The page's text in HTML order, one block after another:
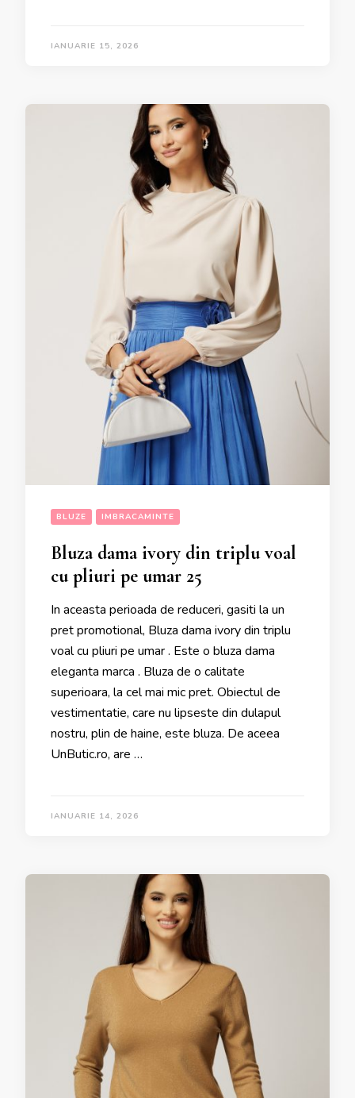
IANUARIE 15, 2026
BLUZE IMBRACAMINTE
Bluza dama ivory din triplu voal
cu pliuri pe umar 25
In aceasta perioada de reduceri, gasiti la un
pret promotional, Bluza dama ivory din triplu
voal cu pliuri pe umar . Este o bluza dama
eleganta marca . Bluza de o calitate
superioara, la cel mai mic pret. Obiectul de
vestimentatie, care nu lipseste din dulapul
nostru, plin de haine, este bluza. De aceea
UnButic.ro, are …
IANUARIE 14, 2026